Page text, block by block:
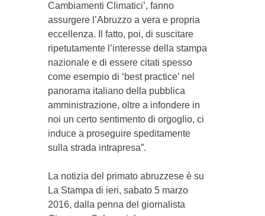
Cambiamenti Climatici’, fanno
assurgere l’Abruzzo a vera e propria
eccellenza. Il fatto, poi, di suscitare
ripetutamente l’interesse della stampa
nazionale e di essere citati spesso
come esempio di ‘best practice’ nel
panorama italiano della pubblica
amministrazione, oltre a infondere in
noi un certo sentimento di orgoglio, ci
induce a proseguire speditamente
sulla strada intrapresa”.
La notizia del primato abruzzese è su
La Stampa di ieri, sabato 5 marzo
2016, dalla penna del giornalista